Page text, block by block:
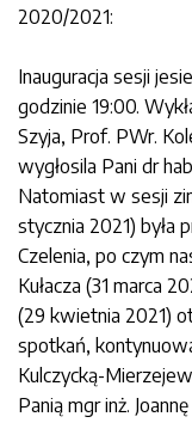
2020/2021:
Inauguracja sesji
godzinie 19:00.
Szyja, Prof. PWr.
wygłosila Pani dr
Natomiast w sesji
stycznia 2021) była
Czelenia, po czym
Kułacza (31 marca
(29 kwietnia 2021)
spotkań,
Kulczycką-
Panią mgr inż.